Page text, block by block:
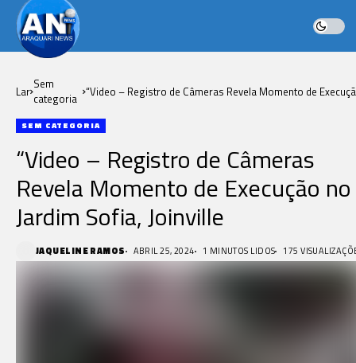
Lar Sem
categoria “Video – Registro de Câmeras Revela Momento de
SEM CATEGORIA
“Video – Registro de Câmeras
Revela Momento de Execução no
Jardim Sofia, Joinville
JAQUELINE RAMOS ABRIL 25, 2024 1 MINUTOS LIDOS 175